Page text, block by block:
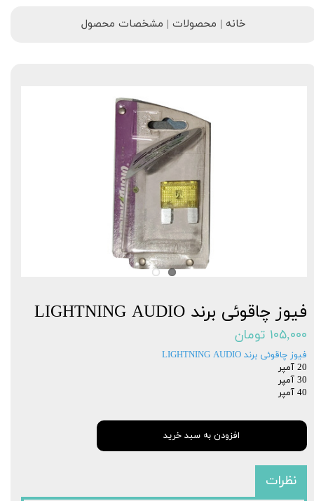
خانه | محصولات | مشخصات محصول
فیوز چاقوئی برند LIGHTNING AUDIO
۱۰۵,۰۰۰ تومان
فیوز چاقوئی برند LIGHTNING AUDIO
20 آمپر
30 آمپر
40 آمپر
افزودن به سبد خرید
نظرات